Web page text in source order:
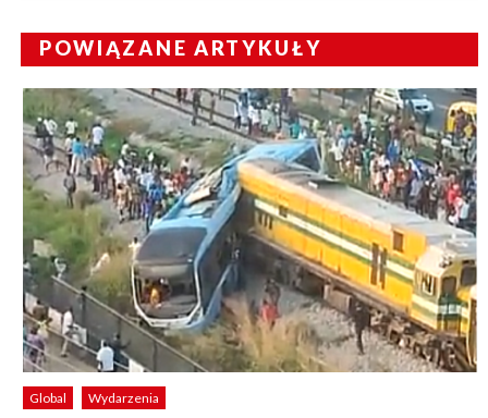
POWIĄZANE ARTYKUŁY
Global Wydarzenia